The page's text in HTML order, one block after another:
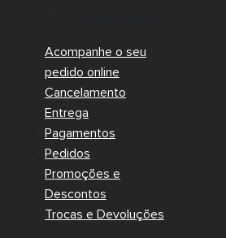
Acompanhe o seu
pedido online
Cancelamento
Entrega
Pagamentos
Pedidos
Promoções e
Descontos
Trocas e Devoluções